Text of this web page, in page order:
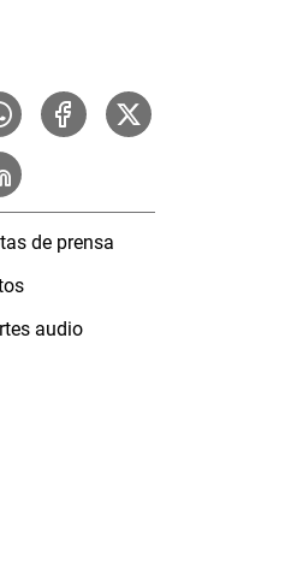
de prensa
audio